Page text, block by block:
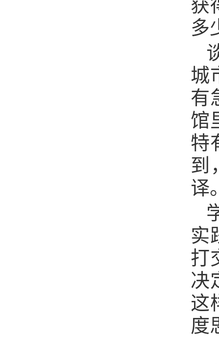
获
多
城
有
馆
特
到
译
实
打
决
这
度